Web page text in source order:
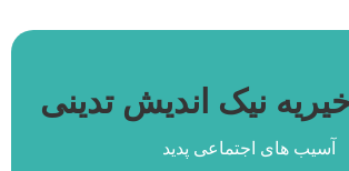
نیک اندیش تدینی
آسیب های اجتماعی پدید